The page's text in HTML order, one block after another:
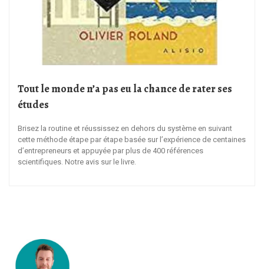
Tout le monde n’a pas eu la chance de rater ses
études
Brisez la routine et réussissez en dehors du système en suivant
cette méthode étape par étape basée sur l’expérience de centaines
d’entrepreneurs et appuyée par plus de 400 références
scientifiques. Notre avis sur le livre.